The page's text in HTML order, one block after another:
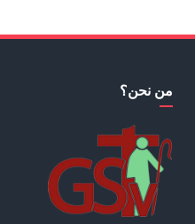
من نحن؟